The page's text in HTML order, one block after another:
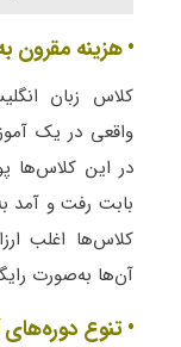
• هزینه مقرون
کلاس زبان
واقعی در یک
در این کلاس‌ها
بابت رفت و آمد
کلاس‌ها اغلب
آن‌ها به‌صورت
• تنوع